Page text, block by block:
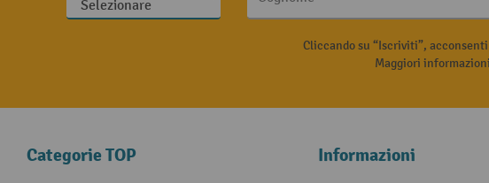
Cliccando su “Iscriviti”,
Maggiori
Categorie TOP Informazioni